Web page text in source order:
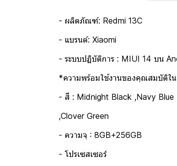
- ผลิตภัณฑ์: Redmi 13C
- แบรนด์: Xiaomi
- ระบบปฏิบัติการ : MIUI 14 บน
*ความพร้อมใช้งานของคุณสมบัติใ
- สี : Midnight Black ,Navy Blue
,Clover Green
- ความจุ : 8GB+256GB
- โปรเซสเซอร์